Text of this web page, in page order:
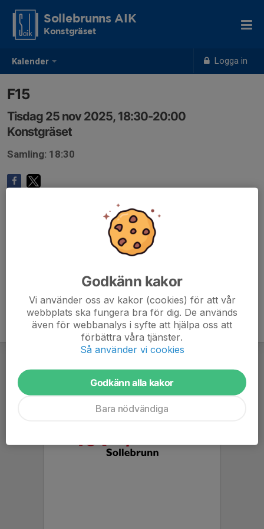
Kalender Logga in
Sollebrunns AIK
Konstgräset
F15
Tisdag 25 nov 2025, 18:30-20:00
Konstgräset
Samling: 18:30
Godkänn kakor
Vi använder oss av kakor (cookies) för att vår
webbplats ska fungera bra för dig. De används
även för webbanalys i syfte att hjälpa oss att
förbättra våra tjänster.
Så använder vi cookies
Godkänn alla kakor
Bara nödvändiga